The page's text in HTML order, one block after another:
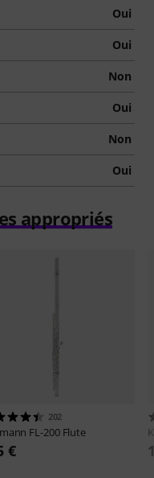
Oui
Oui
Non
Oui
Non
Oui
appropriés
202
FL-200 Flute
€